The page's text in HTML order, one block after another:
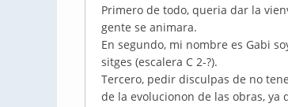
Primero de todo, queria dar la
gente se animara.
En segundo, mi nombre es Gabi
sitges (escalera C 2-?).
Tercero, pedir disculpas de no
de la evolucionon de las obras,